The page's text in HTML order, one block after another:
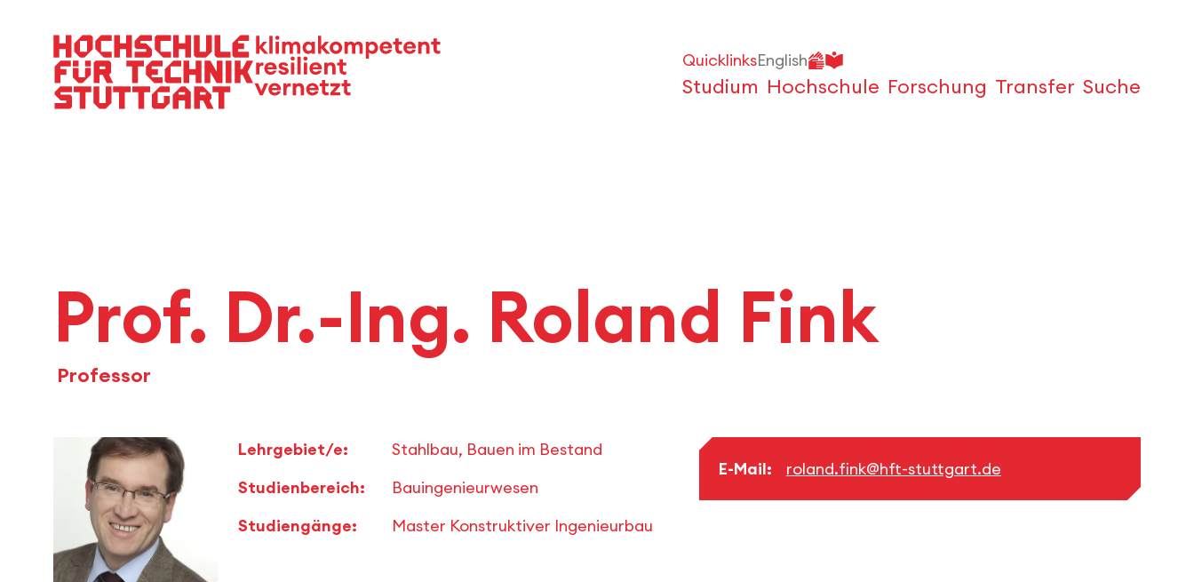
Hauptnavigation
QuicklinksEnglish
Studium Hochschule Forschung Transfer Suche
Prof. Dr.-Ing. Roland Fink
Professor
Lehrgebiet/e:
Stahlbau, Bauen im Bestand
Studienbereich:
Bauingenieurwesen
Studiengänge:
Master Konstruktiver Ingenieurbau
E-Mail: roland.fink@hft-stuttgart.de